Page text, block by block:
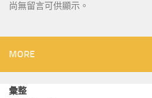
尚無留言可供顯示。
MORE
彙整